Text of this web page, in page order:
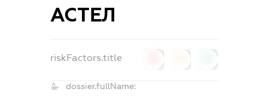
АСТЕЛ
riskFactors.title
dossier.fullName: